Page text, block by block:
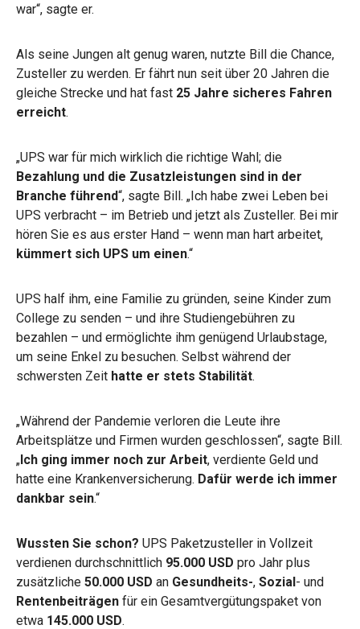
war“, sagte er.
Als seine Jungen alt genug waren, nutzte Bill die Chance,
Zusteller zu werden. Er fährt nun seit über 20 Jahren die
gleiche Strecke und hat fast 25 Jahre sicheres Fahren
erreicht.
„UPS war für mich wirklich die richtige Wahl; die
Bezahlung und die Zusatzleistungen sind in der
Branche führend“, sagte Bill. „Ich habe zwei Leben bei
UPS verbracht – im Betrieb und jetzt als Zusteller. Bei mir
hören Sie es aus erster Hand – wenn man hart arbeitet,
kümmert sich UPS um einen.“
UPS half ihm, eine Familie zu gründen, seine Kinder zum
College zu senden – und ihre Studiengebühren zu
bezahlen – und ermöglichte ihm genügend Urlaubstage,
um seine Enkel zu besuchen. Selbst während der
schwersten Zeit hatte er stets Stabilität.
„Während der Pandemie verloren die Leute ihre
Arbeitsplätze und Firmen wurden geschlossen“, sagte Bill.
„Ich ging immer noch zur Arbeit, verdiente Geld und
hatte eine Krankenversicherung. Dafür werde ich immer
dankbar sein.“
Wussten Sie schon? UPS Paketzusteller in Vollzeit
verdienen durchschnittlich 95.000 USD pro Jahr plus
zusätzliche 50.000 USD an Gesundheits-, Sozial- und
Rentenbeiträgen für ein Gesamtvergütungspaket von
etwa 145.000 USD.